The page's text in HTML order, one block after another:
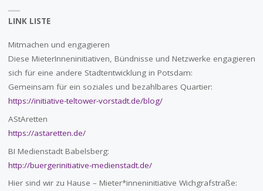
LINK LISTE
Mitmachen und engagieren
Diese MieterInneninitiativen, Bündnisse und Netzwerke engagieren
sich für eine andere Stadtentwicklung in Potsdam:
Gemeinsam für ein soziales und bezahlbares Quartier:
https://initiative-teltower-vorstadt.de/blog/
AStAretten
https://astaretten.de/
BI Medienstadt Babelsberg:
http://buergerinitiative-medienstadt.de/
Hier sind wir zu Hause – Mieter*inneninitiative Wichgrafstraße: